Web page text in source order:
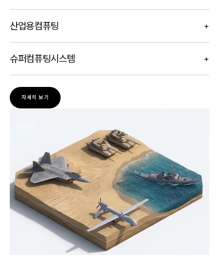
산업용컴퓨팅 +
슈퍼컴퓨팅시스템 +
자세히 보기